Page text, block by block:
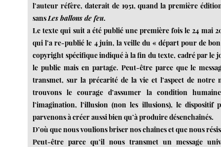
l’auteur réfère, daterait de 1951, quand la première
sansLes ballons de feu.
Le texte qui suit a été publié une première fois le 24 mai
qui l’a re-publié le 4 juin, la veille du « départ pour de bon
copyright spécifique indiqué à la fin du texte, cadré par le
le publie mais en partage. Peut-être parce que le
transmet, sur la précarité de la vie et l’aspect de notre
trouvons le courage d’assumer la condition
l’imagination, l’illusion (non les illusions), le dispositif
parvenons à créer aussi bien qu’à produire désenchaînés.
D’où que nous voulions briser nos chaînes et que nous
Peut-être parce qu’il nous transmet un message